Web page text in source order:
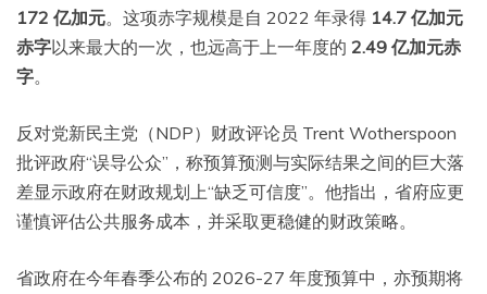
172 亿加元。这项赤字规模是自 2022 年录得 14.7 亿加元
赤字以来最大的一次，也远高于上一年度的 2.49 亿加元赤
字。
反对党新民主党（NDP）财政评论员 Trent Wotherspoon
批评政府“误导公众”，称预算预测与实际结果之间的巨大落
差显示政府在财政规划上“缺乏可信度”。他指出，省府应更
谨慎评估公共服务成本，并采取更稳健的财政策略。
省政府在今年春季公布的 2026-27 年度预算中，亦预期将